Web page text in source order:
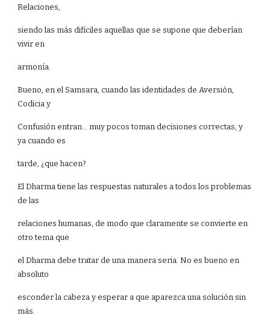
Relaciones,
siendo las más difíciles aquellas que se supone que deberían
vivir en
armonía.
Bueno, en el Samsara, cuando las identidades de Aversión,
Codicia y
Confusión entran... muy pocos toman decisiones correctas, y
ya cuando es
tarde, ¿que hacen?
El Dharma tiene las respuestas naturales a todos los problemas
de las
relaciones humanas, de modo que claramente se convierte en
otro tema que
el Dharma debe tratar de una manera seria. No es bueno en
absoluto
esconder la cabeza y esperar a que aparezca una solución sin
más.